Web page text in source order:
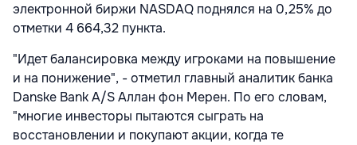
электронной биржи NASDAQ поднялся на 0,25% до
отметки 4 664,32 пункта.
"Идет балансировка между игроками на повышение
и на понижение", - отметил главный аналитик банка
Danske Bank A/S Аллан фон Мерен. По его словам,
"многие инвесторы пытаются сыграть на
восстановлении и покупают акции, когда те